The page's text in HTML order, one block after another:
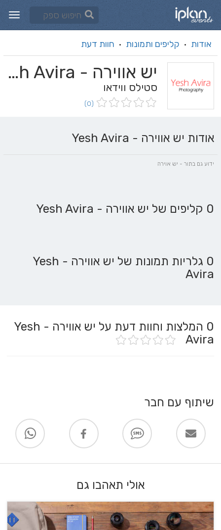
אודות · קליפים ותמונות · חוות דעת
יש אווירה - Yesh Avira
סטילס ווידאו
(0)
אודות יש אווירה - Yesh Avira
ידוע גם בתור - יש אוירה
0 קליפים של יש אווירה - Yesh Avira
0 גלריות תמונות של יש אווירה - Yesh
Avira
0
המלצות וחוות דעת על יש אווירה - Yesh
Avira
שיתוף עם חבר
אולי תאהבו גם